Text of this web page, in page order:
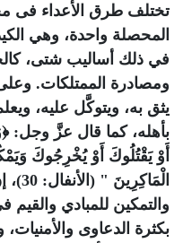
تختلف طرق الأعداء فى
المحصلة واحدة، وهي
في ذلك أساليب شتى،
ومصادرة الممتلكات.
يثق به، ويتوكَّل عليه،
بأهله، كما قال عزَّ وجل:
أَوْ يَقْتُلُوكَ أَوْ يُخْرِجُوكَ
والتمكين للمبادي والقيم
بكثرة الدعاوى والأمنيات،